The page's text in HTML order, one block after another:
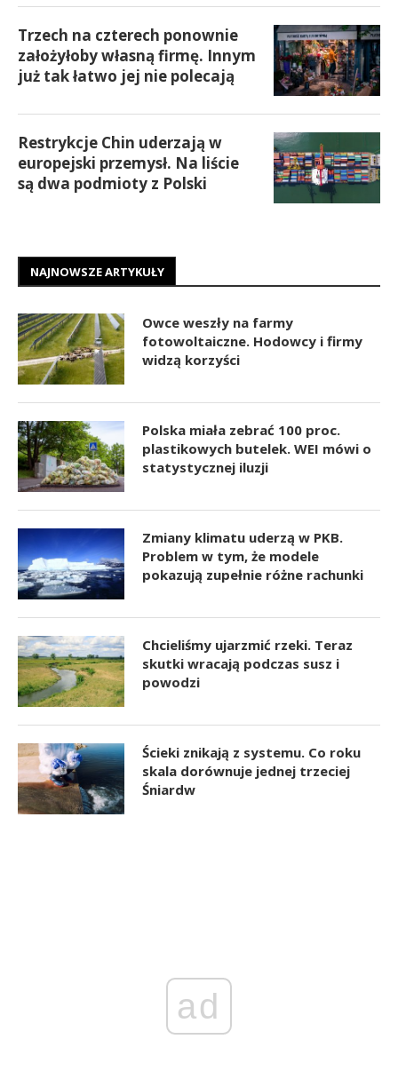
Trzech na czterech ponownie
założyłoby własną firmę. Innym
już tak łatwo jej nie polecają
Restrykcje Chin uderzają w
europejski przemysł. Na liście
są dwa podmioty z Polski
NAJNOWSZE ARTYKUŁY
Owce weszły na farmy
fotowoltaiczne. Hodowcy i firmy
widzą korzyści
Polska miała zebrać 100 proc.
plastikowych butelek. WEI mówi o
statystycznej iluzji
Zmiany klimatu uderzą w PKB.
Problem w tym, że modele
pokazują zupełnie różne rachunki
Chcieliśmy ujarzmić rzeki. Teraz
skutki wracają podczas susz i
powodzi
Ścieki znikają z systemu. Co roku
skala dorównuje jednej trzeciej
Śniardw
ad